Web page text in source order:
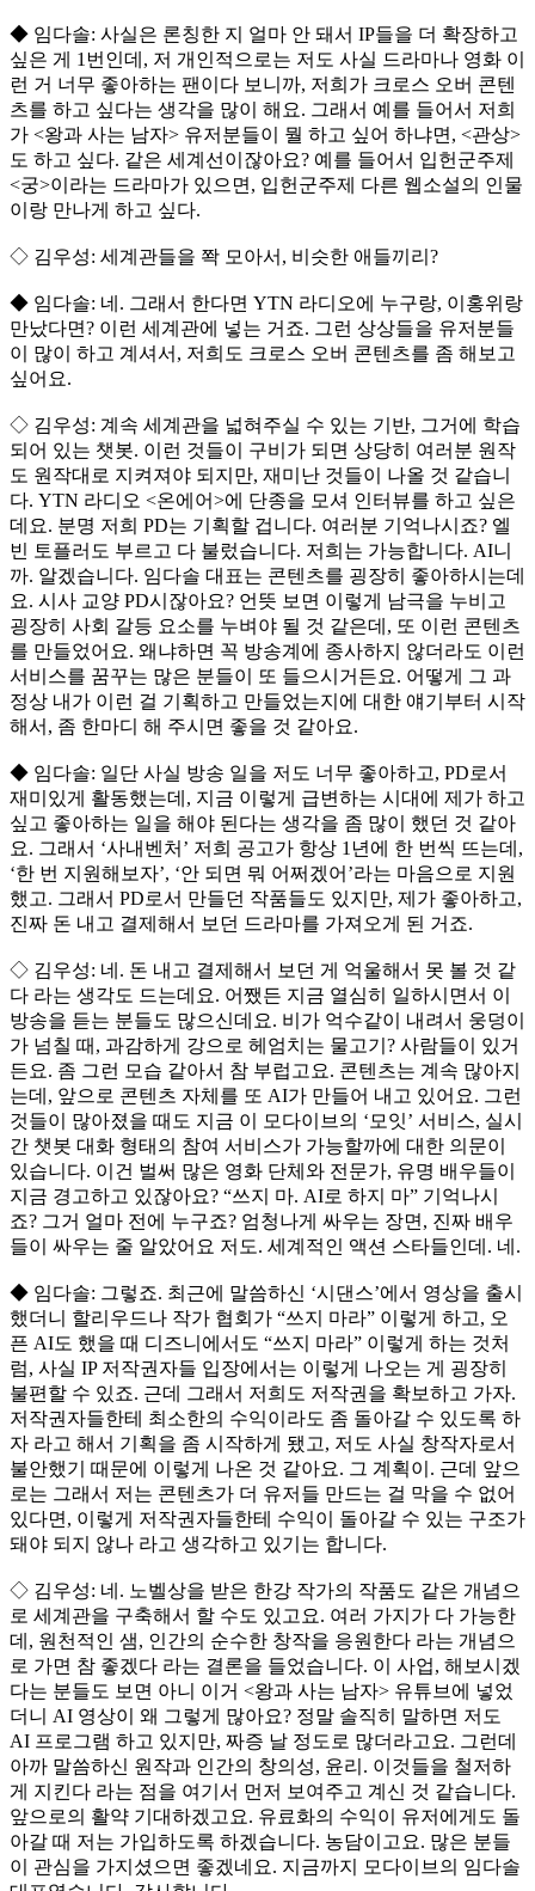
◆ 임다솔: 사실은 론칭한 지 얼마 안 돼서 IP들을 더 확장하고
싶은 게 1번인데, 저 개인적으로는 저도 사실 드라마나 영화 이
런 거 너무 좋아하는 팬이다 보니까, 저희가 크로스 오버 콘텐
츠를 하고 싶다는 생각을 많이 해요. 그래서 예를 들어서 저희
가 <왕과 사는 남자> 유저분들이 뭘 하고 싶어 하냐면, <관상>
도 하고 싶다. 같은 세계선이잖아요? 예를 들어서 입헌군주제
<궁>이라는 드라마가 있으면, 입헌군주제 다른 웹소설의 인물
이랑 만나게 하고 싶다.
◇ 김우성: 세계관들을 쫙 모아서, 비슷한 애들끼리?
◆ 임다솔: 네. 그래서 한다면 YTN 라디오에 누구랑, 이홍위랑
만났다면? 이런 세계관에 넣는 거죠. 그런 상상들을 유저분들
이 많이 하고 계셔서, 저희도 크로스 오버 콘텐츠를 좀 해보고
싶어요.
◇ 김우성: 계속 세계관을 넓혀주실 수 있는 기반, 그거에 학습
되어 있는 챗봇. 이런 것들이 구비가 되면 상당히 여러분 원작
도 원작대로 지켜져야 되지만, 재미난 것들이 나올 것 같습니
다. YTN 라디오 <온에어>에 단종을 모셔 인터뷰를 하고 싶은
데요. 분명 저희 PD는 기획할 겁니다. 여러분 기억나시죠? 엘
빈 토플러도 부르고 다 불렀습니다. 저희는 가능합니다. AI니
까. 알겠습니다. 임다솔 대표는 콘텐츠를 굉장히 좋아하시는데
요. 시사 교양 PD시잖아요? 언뜻 보면 이렇게 남극을 누비고
굉장히 사회 갈등 요소를 누벼야 될 것 같은데, 또 이런 콘텐츠
를 만들었어요. 왜냐하면 꼭 방송계에 종사하지 않더라도 이런
서비스를 꿈꾸는 많은 분들이 또 들으시거든요. 어떻게 그 과
정상 내가 이런 걸 기획하고 만들었는지에 대한 얘기부터 시작
해서, 좀 한마디 해 주시면 좋을 것 같아요.
◆ 임다솔: 일단 사실 방송 일을 저도 너무 좋아하고, PD로서
재미있게 활동했는데, 지금 이렇게 급변하는 시대에 제가 하고
싶고 좋아하는 일을 해야 된다는 생각을 좀 많이 했던 것 같아
요. 그래서 ‘사내벤처’ 저희 공고가 항상 1년에 한 번씩 뜨는데,
‘한 번 지원해보자’, ‘안 되면 뭐 어쩌겠어’라는 마음으로 지원
했고. 그래서 PD로서 만들던 작품들도 있지만, 제가 좋아하고,
진짜 돈 내고 결제해서 보던 드라마를 가져오게 된 거죠.
◇ 김우성: 네. 돈 내고 결제해서 보던 게 억울해서 못 볼 것 같
다 라는 생각도 드는데요. 어쨌든 지금 열심히 일하시면서 이
방송을 듣는 분들도 많으신데요. 비가 억수같이 내려서 웅덩이
가 넘칠 때, 과감하게 강으로 헤엄치는 물고기? 사람들이 있거
든요. 좀 그런 모습 같아서 참 부럽고요. 콘텐츠는 계속 많아지
는데, 앞으로 콘텐츠 자체를 또 AI가 만들어 내고 있어요. 그런
것들이 많아졌을 때도 지금 이 모다이브의 ‘모잇’ 서비스, 실시
간 챗봇 대화 형태의 참여 서비스가 가능할까에 대한 의문이
있습니다. 이건 벌써 많은 영화 단체와 전문가, 유명 배우들이
지금 경고하고 있잖아요? “쓰지 마. AI로 하지 마” 기억나시
죠? 그거 얼마 전에 누구죠? 엄청나게 싸우는 장면, 진짜 배우
들이 싸우는 줄 알았어요 저도. 세계적인 액션 스타들인데. 네.
◆ 임다솔: 그렇죠. 최근에 말씀하신 ‘시댄스’에서 영상을 출시
했더니 할리우드나 작가 협회가 “쓰지 마라” 이렇게 하고, 오
픈 AI도 했을 때 디즈니에서도 “쓰지 마라” 이렇게 하는 것처
럼, 사실 IP 저작권자들 입장에서는 이렇게 나오는 게 굉장히
불편할 수 있죠. 근데 그래서 저희도 저작권을 확보하고 가자.
저작권자들한테 최소한의 수익이라도 좀 돌아갈 수 있도록 하
자 라고 해서 기획을 좀 시작하게 됐고, 저도 사실 창작자로서
불안했기 때문에 이렇게 나온 것 같아요. 그 계획이. 근데 앞으
로는 그래서 저는 콘텐츠가 더 유저들 만드는 걸 막을 수 없어
있다면, 이렇게 저작권자들한테 수익이 돌아갈 수 있는 구조가
돼야 되지 않나 라고 생각하고 있기는 합니다.
◇ 김우성: 네. 노벨상을 받은 한강 작가의 작품도 같은 개념으
로 세계관을 구축해서 할 수도 있고요. 여러 가지가 다 가능한
데, 원천적인 샘, 인간의 순수한 창작을 응원한다 라는 개념으
로 가면 참 좋겠다 라는 결론을 들었습니다. 이 사업, 해보시겠
다는 분들도 보면 아니 이거 <왕과 사는 남자> 유튜브에 넣었
더니 AI 영상이 왜 그렇게 많아요? 정말 솔직히 말하면 저도
AI 프로그램 하고 있지만, 짜증 날 정도로 많더라고요. 그런데
아까 말씀하신 원작과 인간의 창의성, 윤리. 이것들을 철저하
게 지킨다 라는 점을 여기서 먼저 보여주고 계신 것 같습니다.
앞으로의 활약 기대하겠고요. 유료화의 수익이 유저에게도 돌
아갈 때 저는 가입하도록 하겠습니다. 농담이고요. 많은 분들
이 관심을 가지셨으면 좋겠네요. 지금까지 모다이브의 임다솔